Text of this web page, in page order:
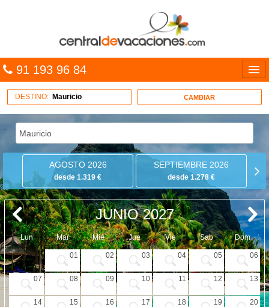
91 193 96 84
MULTIDESTINO
VACACIONES
HOTELES
CARIBE
OFERTAS
VUELO + HOTEL
PLAYAS
DESTINO: Mauricio CAMBIAR
AGOSTO 2026
desde 1.319 €
SEPTIEMBRE 2026
desde 1.278 €
JUNIO 2027
Lun Mar Mié Jue Vie Sab Dom
01 02 03 04 05 06
07 08 09 10 11 12 13
14 15 16 17 18 19 20